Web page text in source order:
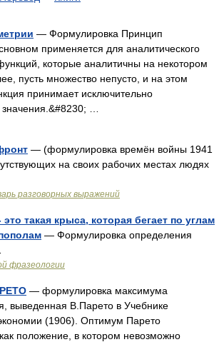
— Формулировка Принцип
применяется для аналитического
которые аналитичны на некотором
пусть множество непусто, и на этом
принимает исключительно
…
— (формулировка времён войны 1941
на своих рабочих местах людях
разговорных выражений
это такая крыса, которая бегает по углам
— Формулировка определения
фразеологии
— формулировка максимума
выведенная В.Парето в Учебнике
(1906). Оптимум Парето
положение, в котором невозможно